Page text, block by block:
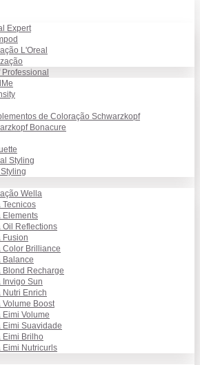
Expert
L'Oreal
de Coloração Schwarzkopf
Bonacure
Styling
Wella
Tecnicos
Elements
Oil Reflections
Fusion
Color Brilliance
Balance
Blond Recharge
Invigo Sun
Nutri Enrich
Volume Boost
Eimi Volume
Eimi Suavidade
Eimi Brilho
Eimi Nutricurls